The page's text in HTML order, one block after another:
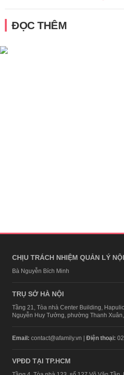
ĐỌC THÊM
CHỊU TRÁCH NHIỆM QUẢN LÝ
Bà Nguyễn Bích Minh
TRỤ SỞ HÀ NỘI
Tầng 21, Tòa nhà Center Building,
Nguyễn Huy Tưởng, phường Thanh
Email: contact@afamily.vn | Điện thoại:
VPĐD TẠI TP.HCM